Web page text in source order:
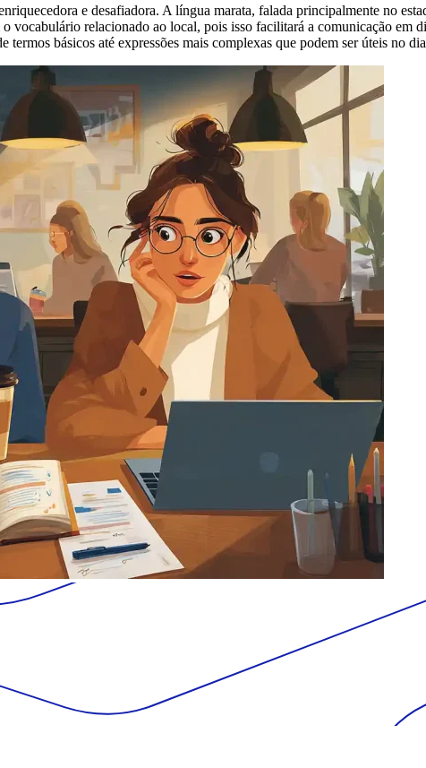
e desafiadora. A língua marata, falada principalmente no
vocabulário relacionado ao local, pois isso facilitará a comunicação em
básicos até expressões mais complexas que podem ser úteis no